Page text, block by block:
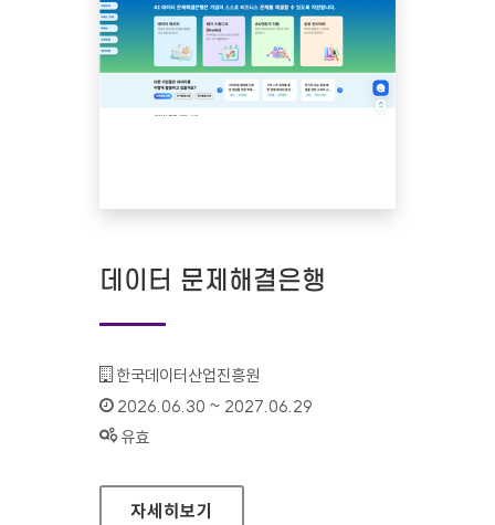
데이터 문제해결은행
기관명 :
한국데이터산업진흥원
인증기간 :
2026.06.30 ~ 2027.06.29
상태 :
유효
데이터 문제해결은행
자세히보기